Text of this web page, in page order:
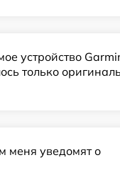
устройство
только
меня уведомят о